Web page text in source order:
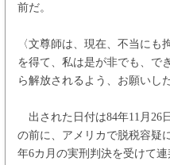
前だ。
〈文尊師は、現在、不当にも
を得て、私は是が非でも、で
ら解放されるよう、お願いし
出された日付は84年11月26
の前に、アメリカで脱税容疑
年6カ月の実刑判決を受けて